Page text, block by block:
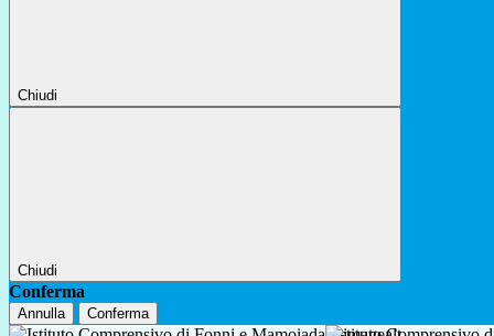
Chiudi
Chiudi
Conferma
Annulla Conferma